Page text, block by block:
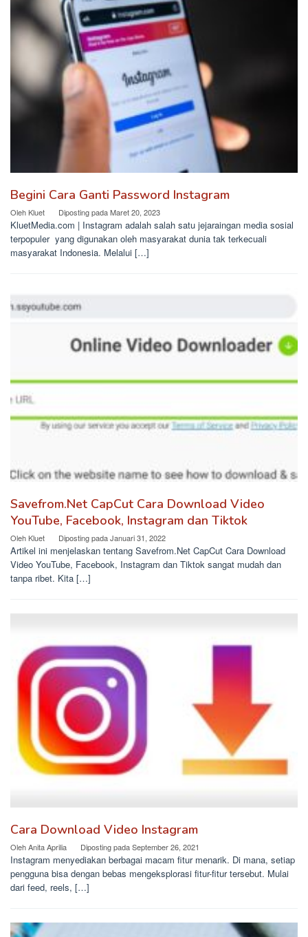
Begini Cara Ganti Password Instagram
Oleh Kluet Diposting padaMaret 20, 2023
KluetMedia.com | Instagram adalah salah satu jejaraingan media sosial
terpopuler yang digunakan oleh masyarakat dunia tak terkecuali
masyarakat Indonesia. Melalui […]
Savefrom.Net CapCut Cara Download Video
YouTube, Facebook, Instagram dan Tiktok
Oleh Kluet Diposting padaJanuari 31, 2022
Artikel ini menjelaskan tentang Savefrom.Net CapCut Cara Download
Video YouTube, Facebook, Instagram dan Tiktok sangat mudah dan
tanpa ribet. Kita […]
Cara Download Video Instagram
OlehAnita Aprilia Diposting padaSeptember 26, 2021
Instagram menyediakan berbagai macam fitur menarik. Di mana, setiap
pengguna bisa dengan bebas mengeksplorasi fitur-fitur tersebut. Mulai
dari feed, reels, […]